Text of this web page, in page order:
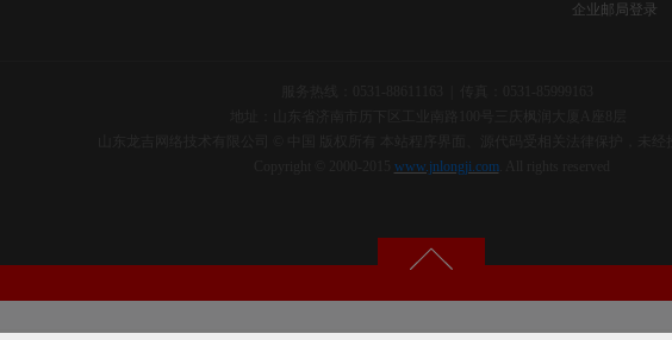
企业邮局登录
www.jnlongji.com. All rights reserved